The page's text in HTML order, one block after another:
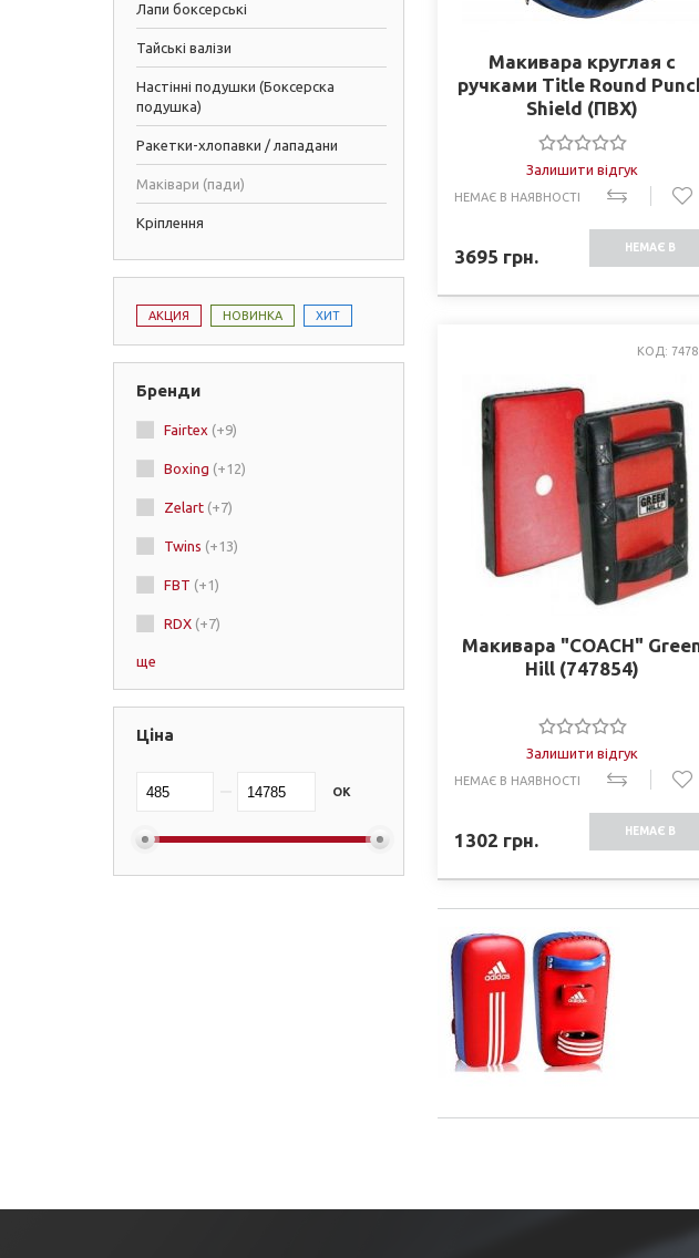
Лапи боксерські
Тайські валізи
Настінні подушки (Боксерска
подушка)
Ракетки-хлопавки / лападани
Маківари (пади)
Кріплення
АКЦИЯ НОВИНКА ХИТ
Бренди
Fairtex (+9)
Boxing (+12)
Zelart (+7)
Twins (+13)
FBT (+1)
RDX (+7)
Top King
ще
Ціна
OK
Макивара круглая с
ручками Title Round
Shield (ПВХ)
Залишити відгук
НЕМАЄ В НАЯВНОСТІ
3695 грн. НЕМАЄ В
КОД:
Макивара "COACH"
Hill (747854)
Залишити відгук
НЕМАЄ В НАЯВНОСТІ
1302 грн. НЕМАЄ В